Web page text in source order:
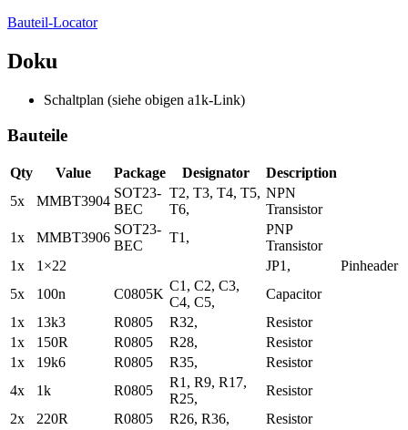
Bauteil-Locator
Doku
Schaltplan (siehe obigen a1k-Link)
Bauteile
Qty Value Package Designator
Description
5x
MMBT3904
SOT23-
BEC
T2, T3, T4, T5,
T6,
NPN
Transistor
1x
MMBT3906
SOT23-
BEC
T1,
PNP
Transistor
1x
1×22 JP1,
Pinheader
5x
100n C0805K
C1, C2, C3,
C4, C5,
Capacitor
1x
13k3 R0805 R32,
Resistor
1x
150R R0805 R28,
Resistor
1x
19k6 R0805 R35,
Resistor
4x
1k R0805
R1, R9, R17,
R25,
Resistor
2x
220R R0805 R26, R36,
Resistor